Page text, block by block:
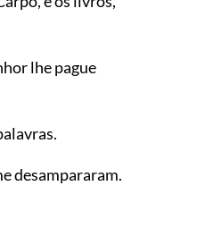
lhe pague
desampararam.